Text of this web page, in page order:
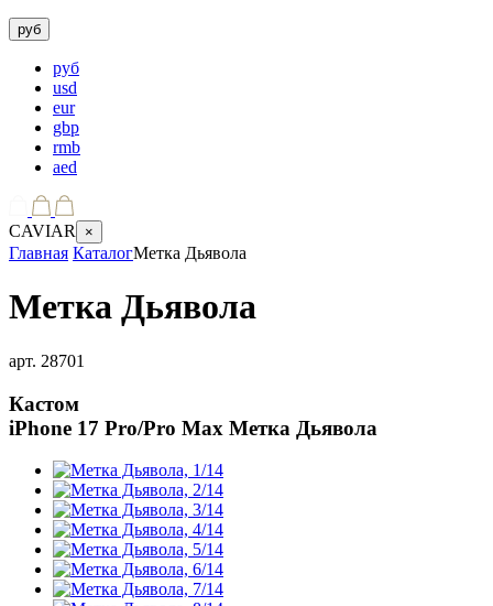
руб
руб
usd
eur
gbp
rmb
aed
CAVIAR ×
Главная КаталогМетка Дьявола
Метка Дьявола
арт. 28701
Кастом
iPhone 17 Pro/Pro Max Метка Дьявола